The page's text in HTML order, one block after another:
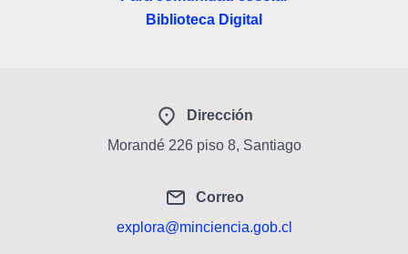
Biblioteca Digital
Dirección
Morandé 226 piso 8, Santiago
Correo
explora@minciencia.gob.cl